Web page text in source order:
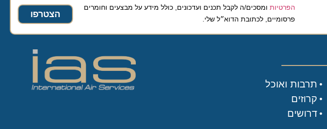
הפרטיותומסכים/ה לקבל תכנים ועדכונים, כולל מידע על מבצעים וחומרים
פרסומיים, לכתובת הדוא״ל שלי.
הצטרפו
תרבות ואוכל
קרוזים
דרושים